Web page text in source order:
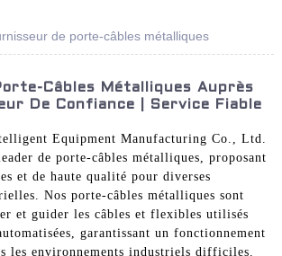
de porte-câbles métalliques
Câbles Métalliques Auprès
De Confiance | Service Fiable
Equipment Manufacturing Co., Ltd.
de porte-câbles métalliques, proposant
et de haute qualité pour diverses
Nos porte-câbles métalliques sont
et guider les câbles et flexibles utilisés
garantissant un fonctionnement
les environnements industriels difficiles.